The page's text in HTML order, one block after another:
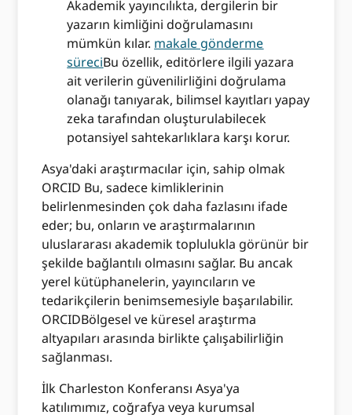
Akademik yayıncılıkta, dergilerin bir
yazarın kimliğini doğrulamasını
mümkün kılar. makale gönderme
süreciBu özellik, editörlere ilgili yazara
ait verilerin güvenilirliğini doğrulama
olanağı tanıyarak, bilimsel kayıtları yapay
zeka tarafından oluşturulabilecek
potansiyel sahtekarlıklara karşı korur.
Asya'daki araştırmacılar için, sahip olmak
ORCID Bu, sadece kimliklerinin
belirlenmesinden çok daha fazlasını ifade
eder; bu, onların ve araştırmalarının
uluslararası akademik toplulukla görünür bir
şekilde bağlantılı olmasını sağlar. Bu ancak
yerel kütüphanelerin, yayıncıların ve
tedarikçilerin benimsemesiyle başarılabilir.
ORCIDBölgesel ve küresel araştırma
altyapıları arasında birlikte çalışabilirliğin
sağlanması.
İlk Charleston Konferansı Asya'ya
katılımımız, coğrafya veya kurumsal